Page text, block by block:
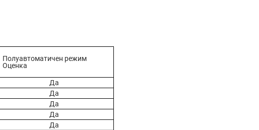
Полуавтоматичен режим
Оценка
Да
Да
Да
Да
Да